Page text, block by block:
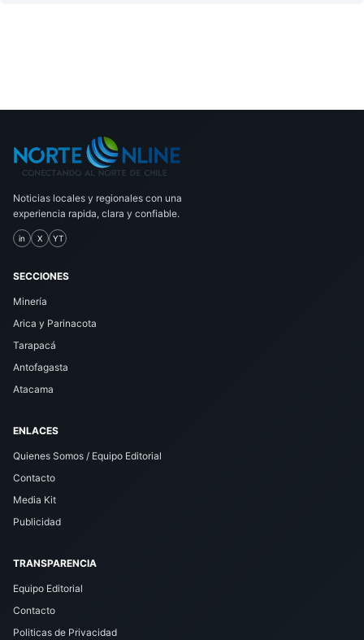
Noticias locales y regionales con una
experiencia rapida, clara y confiable.
in X YT
SECCIONES
Minería
Arica y Parinacota
Tarapacá
Antofagasta
Atacama
ENLACES
Quienes Somos / Equipo Editorial
Contacto
Media Kit
Publicidad
TRANSPARENCIA
Equipo Editorial
Contacto
Politicas de Privacidad